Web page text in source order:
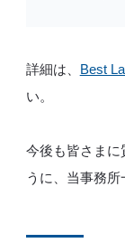
詳細は、 Best
い。
今後も皆さまに
うに、当事務所